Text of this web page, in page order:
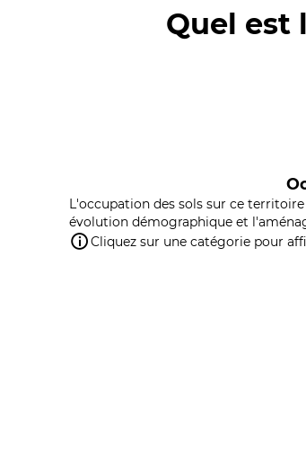
Quel est
L'occupation des sols sur ce
évolution démographique et
Cliquez sur une catégorie pour